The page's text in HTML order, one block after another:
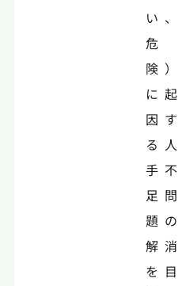
い、
危
険）
に起
因す
る人
手不
足問
題の
解消
を目